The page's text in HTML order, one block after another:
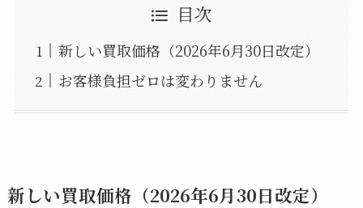
目次
新しい買取価格（2026年6月30日改定）
お客様負担ゼロは変わりません
新しい買取価格（2026年6月30日改定）